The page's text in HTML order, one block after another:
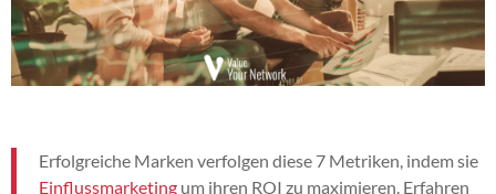
Erfolgreiche Marken verfolgen diese 7 Metriken, indem sie
Einflussmarketing um ihren ROI zu maximieren. Erfahren